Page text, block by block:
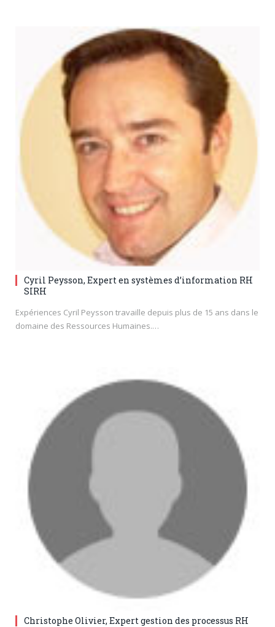
Cyril Peysson, Expert en systèmes d’information RH
SIRH
Expériences Cyril Peysson travaille depuis plus de 15 ans dans le
domaine des Ressources Humaines.…
Christophe Olivier, Expert gestion des processus RH